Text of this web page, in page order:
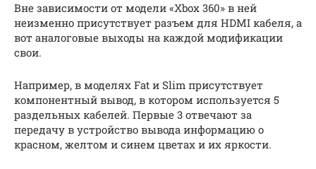
Вне зависимости от модели «Xbox 360» в ней
неизменно присутствует разъем для HDMI кабеля, а
вот аналоговые выходы на каждой модификации
свои.
Например, в моделях Fat и Slim присутствует
компонентный вывод, в котором используется 5
раздельных кабелей. Первые 3 отвечают за
передачу в устройство вывода информацию о
красном, желтом и синем цветах и их яркости.